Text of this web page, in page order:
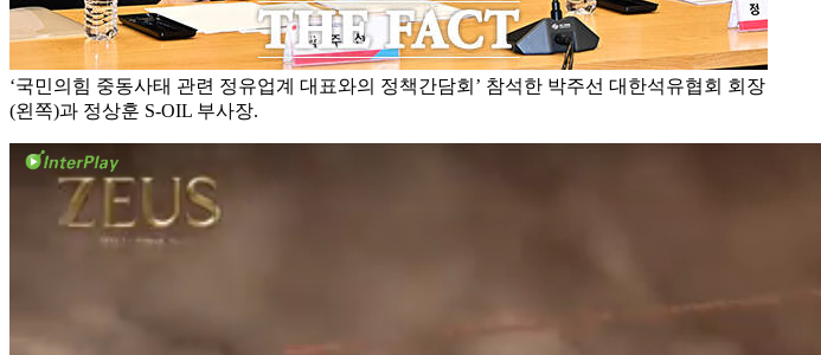
‘국민의힘 중동사태 관련 정유업계 대표와의 정책간담회’ 참석한 박주선 대한석유협회 회장
(왼쪽)과 정상훈 S-OIL 부사장.